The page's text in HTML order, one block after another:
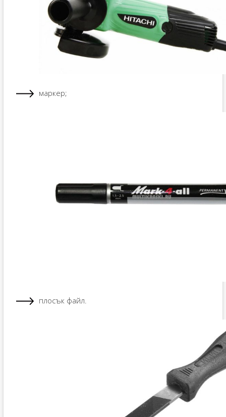
маркер;
плосък файл.